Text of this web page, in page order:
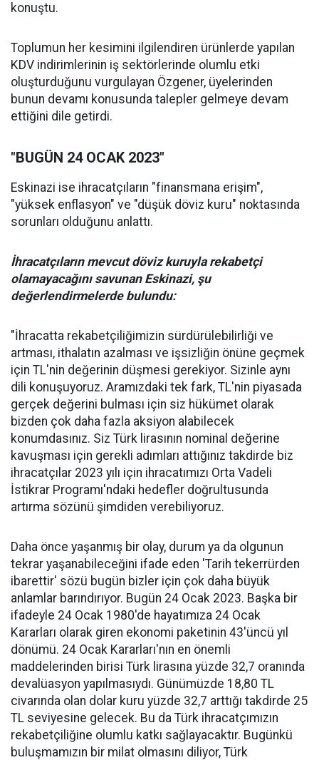
konuştu.
Toplumun her kesimini ilgilendiren ürünlerde yapılan
KDV indirimlerinin iş sektörlerinde olumlu etki
oluşturduğunu vurgulayan Özgener, üyelerinden
bunun devamı konusunda talepler gelmeye devam
ettiğini dile getirdi.
"BUGÜN 24 OCAK 2023"
Eskinazi ise ihracatçıların "finansmana erişim",
"yüksek enflasyon" ve "düşük döviz kuru" noktasında
sorunları olduğunu anlattı.
İhracatçıların mevcut döviz kuruyla rekabetçi
olamayacağını savunan Eskinazi, şu
değerlendirmelerde bulundu:
"İhracatta rekabetçiliğimizin sürdürülebilirliği ve
artması, ithalatın azalması ve işsizliğin önüne geçmek
için TL'nin değerinin düşmesi gerekiyor. Sizinle aynı
dili konuşuyoruz. Aramızdaki tek fark, TL'nin piyasada
gerçek değerini bulması için siz hükümet olarak
bizden çok daha fazla aksiyon alabilecek
konumdasınız. Siz Türk lirasının nominal değerine
kavuşması için gerekli adımları attığınız takdirde biz
ihracatçılar 2023 yılı için ihracatımızı Orta Vadeli
İstikrar Programı'ndaki hedefler doğrultusunda
artırma sözünü şimdiden verebiliyoruz.
Daha önce yaşanmış bir olay, durum ya da olgunun
tekrar yaşanabileceğini ifade eden 'Tarih tekerrürden
ibarettir' sözü bugün bizler için çok daha büyük
anlamlar barındırıyor. Bugün 24 Ocak 2023. Başka bir
ifadeyle 24 Ocak 1980'de hayatımıza 24 Ocak
Kararları olarak giren ekonomi paketinin 43'üncü yıl
dönümü. 24 Ocak Kararları'nın en önemli
maddelerinden birisi Türk lirasına yüzde 32,7 oranında
devalüasyon yapılmasıydı. Günümüzde 18,80 TL
civarında olan dolar kuru yüzde 32,7 arttığı takdirde 25
TL seviyesine gelecek. Bu da Türk ihracatçımızın
rekabetçiliğine olumlu katkı sağlayacaktır. Bugünkü
buluşmamızın bir milat olmasını diliyor, Türk